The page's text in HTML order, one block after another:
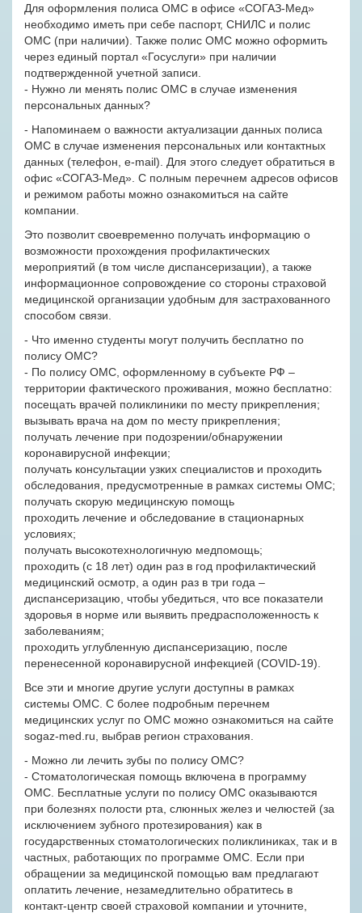
Для оформления полиса ОМС в офисе «СОГАЗ-Мед»
необходимо иметь при себе паспорт, СНИЛС и полис
ОМС (при наличии). Также полис ОМС можно оформить
через единый портал «Госуслуги» при наличии
подтвержденной учетной записи.
- Нужно ли менять полис ОМС в случае изменения
персональных данных?
- Напоминаем о важности актуализации данных полиса
ОМС в случае изменения персональных или контактных
данных (телефон, e-mail). Для этого следует обратиться в
офис «СОГАЗ-Мед». С полным перечнем адресов офисов
и режимом работы можно ознакомиться на сайте
компании.
Это позволит своевременно получать информацию о
возможности прохождения профилактических
мероприятий (в том числе диспансеризации), а также
информационное сопровождение со стороны страховой
медицинской организации удобным для застрахованного
способом связи.
- Что именно студенты могут получить бесплатно по
полису ОМС?
- По полису ОМС, оформленному в субъекте РФ –
территории фактического проживания, можно бесплатно:
посещать врачей поликлиники по месту прикрепления;
вызывать врача на дом по месту прикрепления;
получать лечение при подозрении/обнаружении
коронавирусной инфекции;
получать консультации узких специалистов и проходить
обследования, предусмотренные в рамках системы ОМС;
получать скорую медицинскую помощь
проходить лечение и обследование в стационарных
условиях;
получать высокотехнологичную медпомощь;
проходить (с 18 лет) один раз в год профилактический
медицинский осмотр, а один раз в три года –
диспансеризацию, чтобы убедиться, что все показатели
здоровья в норме или выявить предрасположенность к
заболеваниям;
проходить углубленную диспансеризацию, после
перенесенной коронавирусной инфекцией (COVID-19).
Все эти и многие другие услуги доступны в рамках
системы ОМС. С более подробным перечнем
медицинских услуг по ОМС можно ознакомиться на сайте
sogaz-med.ru, выбрав регион страхования.
- Можно ли лечить зубы по полису ОМС?
- Стоматологическая помощь включена в программу
ОМС. Бесплатные услуги по полису ОМС оказываются
при болезнях полости рта, слюнных желез и челюстей (за
исключением зубного протезирования) как в
государственных стоматологических поликлиниках, так и в
частных, работающих по программе ОМС. Если при
обращении за медицинской помощью вам предлагают
оплатить лечение, незамедлительно обратитесь в
контакт-центр своей страховой компании и уточните,